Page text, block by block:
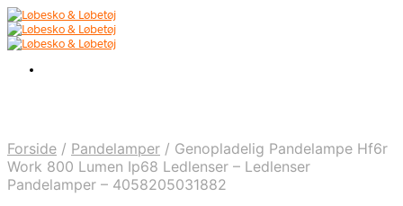
Forside / Pandelamper / Genopladelig Pandelampe Hf6r
Work 800 Lumen Ip68 Ledlenser – Ledlenser
Pandelamper – 4058205031882